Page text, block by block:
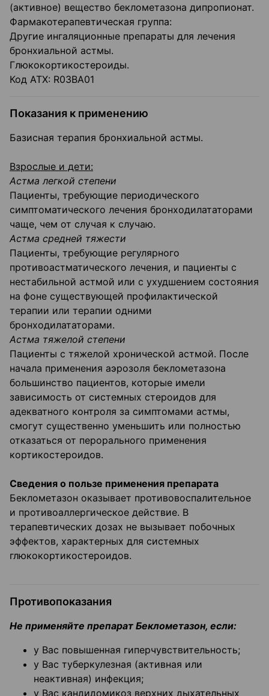
(активное) вещество беклометазона дипропионат.
Фармакотерапевтическая группа:
Другие ингаляционные препараты для лечения
бронхиальной астмы.
Глюкокортикостероиды.
Код АТХ: R03BA01
Показания к применению
Базисная терапия бронхиальной астмы.
Взрослые и дети:
Астма легкой степени
Пациенты, требующие периодического
симптоматического лечения бронходилататорами
чаще, чем от случая к случаю.
Астма средней тяжести
Пациенты, требующие регулярного
противоастматического лечения, и пациенты с
нестабильной астмой или с ухудшением состояния
на фоне существующей профилактической
терапии или терапии одними
бронходилататорами.
Астма тяжелой степени
Пациенты с тяжелой хронической астмой. После
начала применения аэрозоля беклометазона
большинство пациентов, которые имели
зависимость от системных стероидов для
адекватного контроля за симптомами астмы,
смогут существенно уменьшить или полностью
отказаться от перорального применения
кортикостероидов.
Сведения о пользе применения препарата
Беклометазон оказывает противовоспалительное
и противоаллергическое действие. В
терапевтических дозах не вызывает побочных
эффектов, характерных для системных
глюкокортикостероидов.
Противопоказания
Не применяйте препарат Беклометазон, если:
у Вас повышенная гиперчувствительность;
у Вас туберкулезная (активная или
неактивная) инфекция;
у Вас кандидомикоз верхних дыхательных